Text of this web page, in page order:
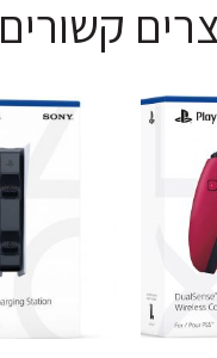
קשורים